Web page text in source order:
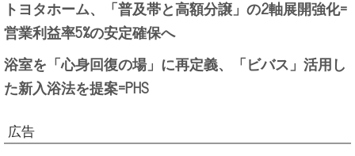
トヨタホーム、「普及帯と高額分譲」の2軸展開強化=
営業利益率5%の安定確保へ
浴室を「心身回復の場」に再定義、「ビバス」活用し
た新入浴法を提案=PHS
広告